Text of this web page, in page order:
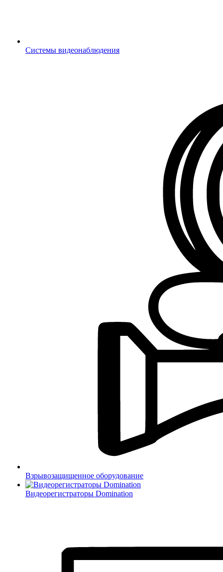
Системы видеонаблюдения
Взрывозащищенное оборудование
Видеорегистраторы Domination